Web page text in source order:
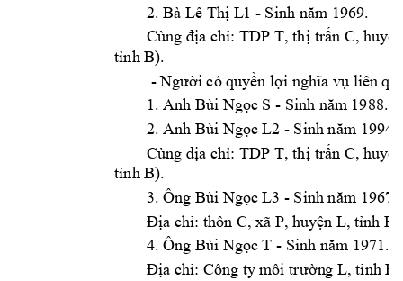
2. Bà Lê Thị L1 - Sinh năm 1969.
Cùng địa chỉ: TDP T, thị trấn C,
tỉnh B).
- Người có quyền lợi nghĩa vụ liên
1. Anh Bùi Ngọc S - Sinh năm 1988.
2. Anh Bùi Ngọc L2 - Sinh năm 1994.
Cùng địa chỉ: TDP T, thị trấn C,
tỉnh B).
3. Ông Bùi Ngọc L3 - Sinh năm 1967.
Địa chỉ: thôn C, xã P, huyện L, tỉnh B
4. Ông Bùi Ngọc T - Sinh năm 1971.
Địa chỉ: Công ty môi trường L, tỉnh B